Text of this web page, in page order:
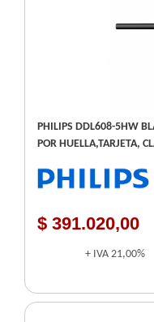
PHILIPS DDL608-5HW
POR HUELLA,TARJETA,
$ 391.020,00
+ IVA 21,00%